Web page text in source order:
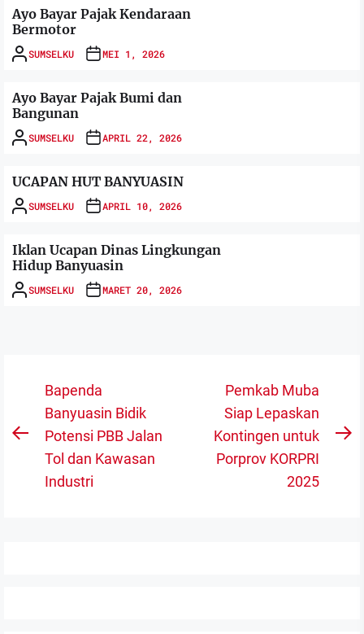
Ayo Bayar Pajak Kendaraan
Bermotor
SUMSELKU MEI 1, 2026
Ayo Bayar Pajak Bumi dan
Bangunan
SUMSELKU APRIL 22, 2026
UCAPAN HUT BANYUASIN
SUMSELKU APRIL 10, 2026
Iklan Ucapan Dinas Lingkungan
Hidup Banyuasin
SUMSELKU MARET 20, 2026
Navigasi
pos
Previous
Bapenda
Banyuasin Bidik
Potensi PBB Jalan
Tol dan Kawasan
Industri
Pemkab Muba
Siap Lepaskan
Kontingen untuk
Porprov KORPRI
2025